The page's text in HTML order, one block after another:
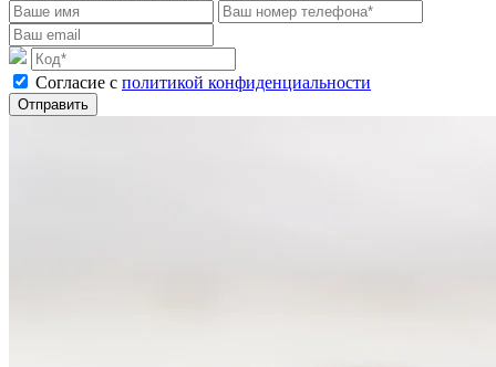
Cогласие с политикой конфиденциальности
Отправить